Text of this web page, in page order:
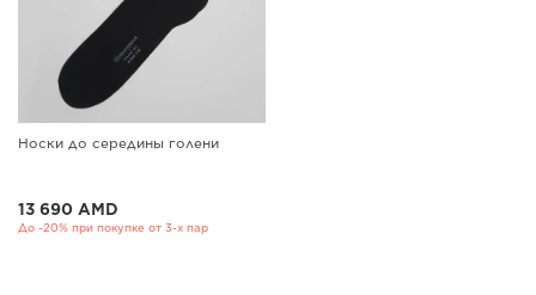
Носки до середины голени
13 690 AMD
До -20% при покупке от 3-х пар